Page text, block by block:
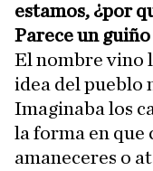
estamos, ¿por
Parece un
El nombre vino
idea del pueblo
Imaginaba los
la forma en que
amaneceres o